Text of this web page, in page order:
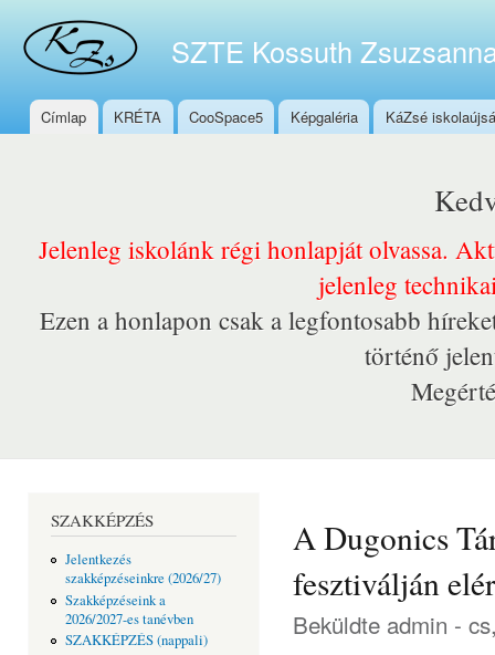
SZTE Kossuth
Főmenü
Címlap KRÉTA CooSpace5 Képgaléria KáZsé
Jelenleg iskolánk régi honlapját olvassa.
jelenleg
Ezen a honlapon csak a legfontosabb
történő
SZAKKÉPZÉS
Jelentkezés
szakképzéseinkre (2026/27)
Szakképzéseink a
2026/2027-es tanévben
SZAKKÉPZÉS (nappali)
A Dugonics
fesztiválján
Beküldte admin -